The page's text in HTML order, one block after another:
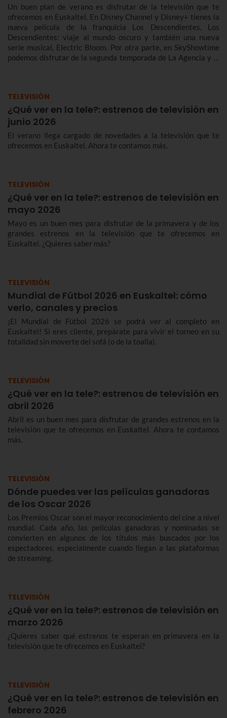
Un buen plan de verano es disfrutar de la televisión que te
ofrecemos en Euskaltel. En Disney Channel y Disney+ tienes la
nueva película de la franquicia Los Descendientes, Los
Descendientes: viaje al mundo oscuro y también una nueva
serie musical, Electric Bloom. Por otra parte, en SkyShowtime
podemos disfrutar de la segunda temporada de La Agencia y la
desastre con Tom Hiddleston, en National Geographic.
TELEVISIÓN
¿Qué ver en la tele?: estrenos de televisión en
junio 2026
El verano llega cargado de novedades a la televisión que te
ofrecemos en Euskaltel. Ahora te contamos más.
TELEVISIÓN
¿Qué ver en la tele?: estrenos de televisión en
mayo 2026
Mayo es un buen mes para disfrutar de la primavera y de los
grandes estrenos en la televisión que te ofrecemos en
Euskaltel. ¿Quieres saber más?
TELEVISIÓN
Mundial de Fútbol 2026 en Euskaltel: cómo
verlo, canales y precios
¡El Mundial de Fútbol 2026 se podrá ver al completo en
Euskaltel! Si eres cliente, prepárate para vivir el torneo en su
totalidad sin moverte del sofá (o de la toalla).
TELEVISIÓN
¿Qué ver en la tele?: estrenos de televisión en
abril 2026
Abril es un buen mes para disfrutar de grandes estrenos en la
televisión que te ofrecemos en Euskaltel. Ahora te contamos
más.
TELEVISIÓN
Dónde puedes ver las películas ganadoras
de los Oscar 2026
Los Premios Oscar son el mayor reconocimiento del cine a nivel
mundial. Cada año, las películas ganadoras y nominadas se
convierten en algunos de los títulos más buscados por los
espectadores, especialmente cuando llegan a las plataformas
de streaming.
TELEVISIÓN
¿Qué ver en la tele?: estrenos de televisión en
marzo 2026
¿Quieres saber qué estrenos te esperan en primavera en la
televisión que te ofrecemos en Euskaltel?
TELEVISIÓN
¿Qué ver en la tele?: estrenos de televisión en
febrero 2026